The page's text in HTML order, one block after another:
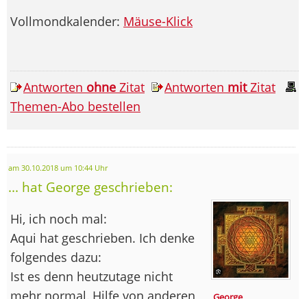
Vollmondkalender: Mäuse-Klick
Antworten ohne Zitat Antworten mitZitat
Themen-Abo bestellen
am 30.10.2018 um 10:44 Uhr
... hat George geschrieben:
Hi, ich noch mal:
Aqui hat geschrieben. Ich denke
folgendes dazu:
Ist es denn heutzutage nicht
mehr normal, Hilfe von anderen